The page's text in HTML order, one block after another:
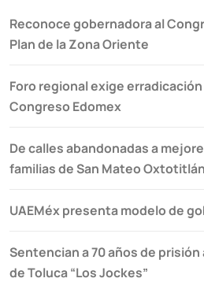
Reconoce gobernadora al
Plan de la Zona Oriente
Foro regional exige
Congreso Edomex
De calles abandonadas a
familias de San Mateo
UAEMéx presenta modelo de
Sentencian a 70 años de
de Toluca “Los Jockes”